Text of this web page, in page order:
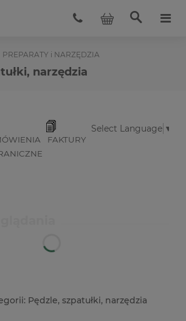
PREPARATY i NARZĘDZIA
narzędzia
FAKTURY
Select Language ▼
Pędzle, szpatułki, narzędzia